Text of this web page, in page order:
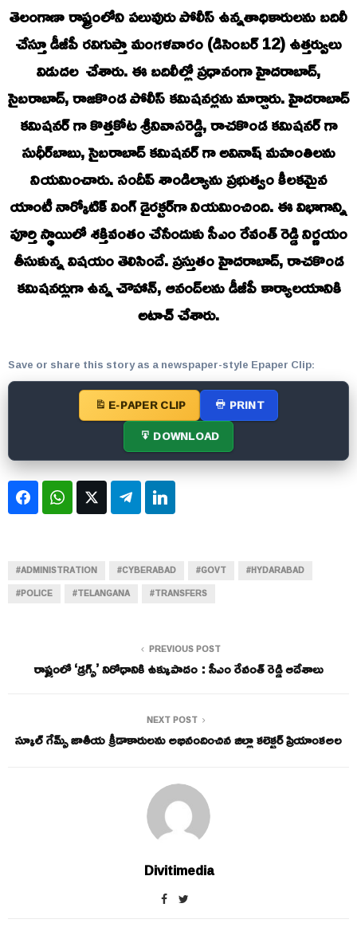
తెలంగాణా రాష్ట్రంలోని ప‌లువురు పోలీస్ ఉన్న‌తాధికారులను బ‌దిలీ
చేస్తూ డీజీపీ ర‌విగుప్తా మంగళవారం (డిసెంబర్ 12) ఉత్త‌ర్వులు
విడుదల చేశారు. ఈ బదిలీల్లో ప్రధానంగా హైదరాబాద్,
సైబరాబాద్, రాజకొండ పోలీస్ క‌మిష‌న‌ర్ల‌ను మార్చారు. హైద‌రాబాద్
కమిషనర్ గా కొత్త‌కోట శ్రీ‌నివాసరెడ్డి, రాచ‌కొండ కమిషనర్ గా
సుధీర్‌బాబు, సైబరాబాద్ కమిషనర్ గా అవినాష్ మహంతిల‌ను
నియ‌మించారు. సందీప్‌ శాండిల్యాను ప్రభుత్వం కీలకమైన
యాంటీ నార్కోటిక్ వింగ్‌ డైరక్టర్‌గా నియమించింది. ఈ విభాగాన్ని
పూర్తి స్థాయిలో శక్తివంతం చేసేందుకు సీఎం రేవంత్ రెడ్డి నిర్ణయం
తీసుకున్న విషయం తెలిసిందే. ప్రస్తుతం హైదరాబాద్‌, రాచకొండ
కమిషనర్లుగా ఉన్న చౌహాన్‌, ఆనంద్‌లను డీజీపీ కార్యాలయానికి
అటాచ్‌ చేశారు.
Save or share this story as a newspaper-style Epaper Clip:
E-PAPER CLIP
PRINT
DOWNLOAD
FacebookWhatsApp
Twitter Telegram
#ADMINISTRATION #CYBERABAD #GOVT
#HYDARABAD
#POLICE
#TELANGANA #TRANSFERS
PREVIOUS POST
రాష్ట్రంలో ‘డ్రగ్స్’ నిరోధానికి ఉక్కుపాదం : సీఎం రేవంత్ రెడ్డి ఆదేశాలు
NEXT POST
స్కూల్ గేమ్స్ జాతీయ క్రీడాకారులను అభినందించిన జిల్లా కలెక్టర్ ప్రియాంకఅల
Divitimedia